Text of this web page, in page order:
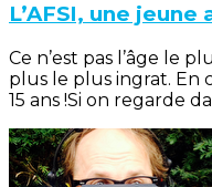
L’AFSI, une
Ce n’est pas l’âge le
plus le plus ingrat. En
15 ans !Si on regarde